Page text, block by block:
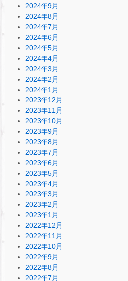
2024年9月
2024年8月
2024年7月
2024年6月
2024年5月
2024年4月
2024年3月
2024年2月
2024年1月
2023年12月
2023年11月
2023年10月
2023年9月
2023年8月
2023年7月
2023年6月
2023年5月
2023年4月
2023年3月
2023年2月
2023年1月
2022年12月
2022年11月
2022年10月
2022年9月
2022年8月
2022年7月